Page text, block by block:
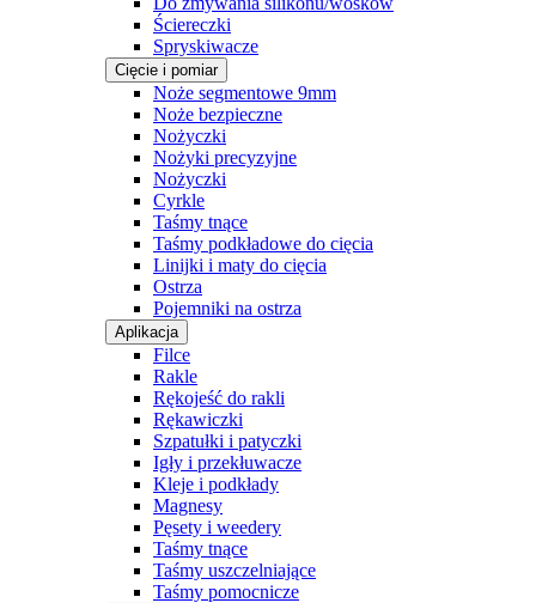
Ściereczki
Spryskiwacze
Cięcie i pomiar
Noże segmentowe 9mm
Noże bezpieczne
Nożyczki
Nożyki precyzyjne
Nożyczki
Cyrkle
Taśmy tnące
Taśmy podkładowe do cięcia
Linijki i maty do cięcia
Ostrza
Pojemniki na ostrza
Aplikacja
Filce
Rakle
Rękojeść do rakli
Rękawiczki
Szpatułki i patyczki
Igły i przekłuwacze
Kleje i podkłady
Magnesy
Pęsety i weedery
Taśmy tnące
Taśmy uszczelniające
Taśmy pomocnicze